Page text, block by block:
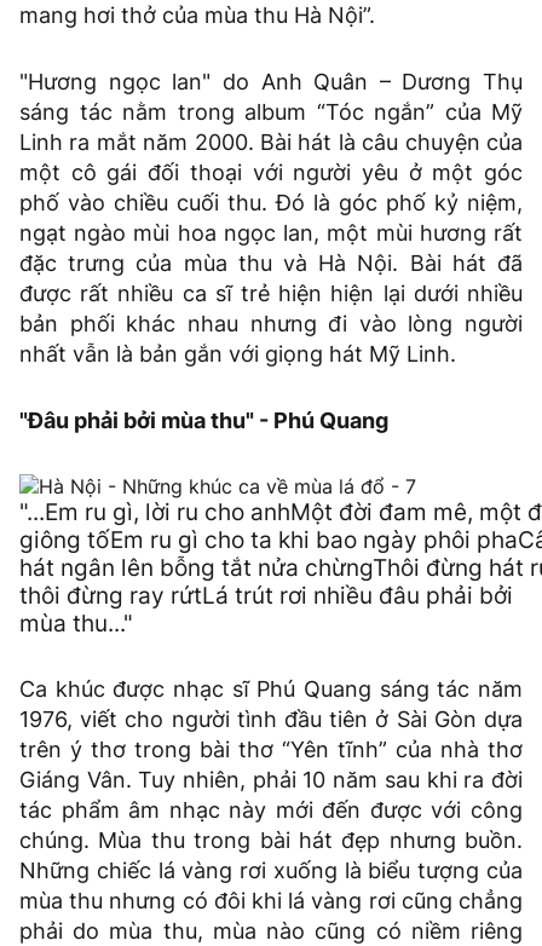
mang hơi thở của mùa thu Hà Nội”.
"Hương ngọc lan" do Anh Quân – Dương Thụ
sáng tác nằm trong album “Tóc ngắn” của Mỹ
Linh ra mắt năm 2000. Bài hát là câu chuyện của
một cô gái đối thoại với người yêu ở một góc
phố vào chiều cuối thu. Đó là góc phố kỷ niệm,
ngạt ngào mùi hoa ngọc lan, một mùi hương rất
đặc trưng của mùa thu và Hà Nội. Bài hát đã
được rất nhiều ca sĩ trẻ hiện hiện lại dưới nhiều
bản phối khác nhau nhưng đi vào lòng người
nhất vẫn là bản gắn với giọng hát Mỹ Linh.
"Đâu phải bởi mùa thu" - Phú Quang
"...Em ru gì, lời ru cho anhMột đời đam mê, một
giông tốEm ru gì cho ta khi bao ngày phôi
hát ngân lên bỗng tắt nửa chừngThôi đừng hát
thôi đừng ray rứtLá trút rơi nhiều đâu phải bởi
mùa thu..."
Ca khúc được nhạc sĩ Phú Quang sáng tác năm
1976, viết cho người tình đầu tiên ở Sài Gòn dựa
trên ý thơ trong bài thơ “Yên tĩnh” của nhà thơ
Giáng Vân. Tuy nhiên, phải 10 năm sau khi ra đời
tác phẩm âm nhạc này mới đến được với công
chúng. Mùa thu trong bài hát đẹp nhưng buồn.
Những chiếc lá vàng rơi xuống là biểu tượng của
mùa thu nhưng có đôi khi lá vàng rơi cũng chẳng
phải do mùa thu, mùa nào cũng có niềm riêng